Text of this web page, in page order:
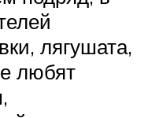
лягушата,
любят